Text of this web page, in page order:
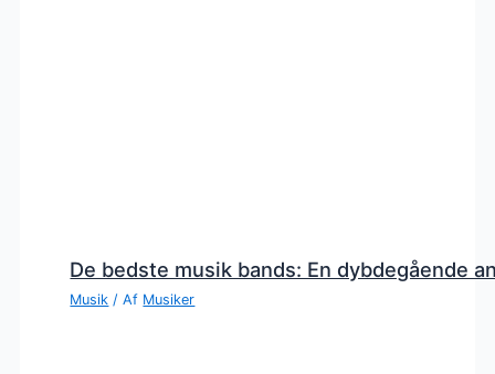
De bedste musik bands: En dybdegående
Musik / Af Musiker